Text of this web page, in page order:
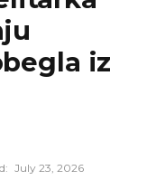
iz
July 23, 2026